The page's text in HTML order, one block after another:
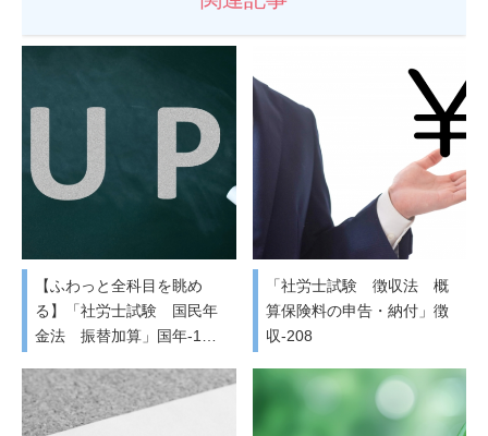
【ふわっと全科目を眺め
る】「社労士試験 国民年
金法 振替加算」国年-1…
「社労士試験 徴収法 概
算保険料の申告・納付」徴
収-208